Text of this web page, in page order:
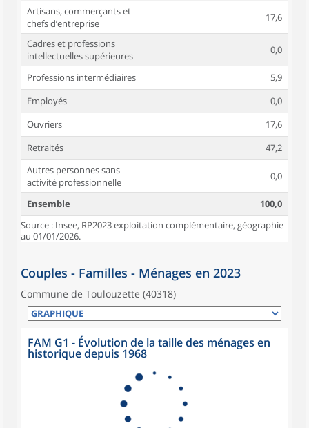
Artisans, commerçants et
chefs d’entreprise
17,6
Cadres et professions
intellectuelles supérieures
0,0
Professions intermédiaires
5,9
Employés
0,0
Ouvriers
17,6
Retraités
47,2
Autres personnes sans
activité professionnelle
0,0
Ensemble
100,0
Source : Insee, RP2023 exploitation complémentaire, géographie
au 01/01/2026.
Couples - Familles - Ménages en 2023
Commune de Toulouzette (40318)
FAM G1 - Évolution de la taille des ménages en
historique depuis 1968